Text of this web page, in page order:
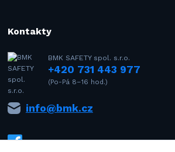
Kontakty
BMK SAFETY spol. s.r.o.
+420 731 443 977
(Po-Pá 8–16 hod.)
info@bmk.cz